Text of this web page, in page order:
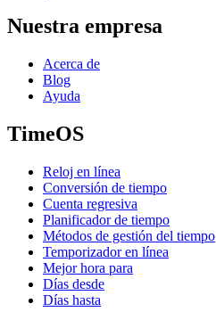
Nuestra empresa
Acerca de
Blog
Ayuda
TimeOS
Reloj en línea
Conversión de tiempo
Cuenta regresiva
Planificador de tiempo
Métodos de gestión del tiempo
Temporizador en línea
Mejor hora para
Días desde
Días hasta